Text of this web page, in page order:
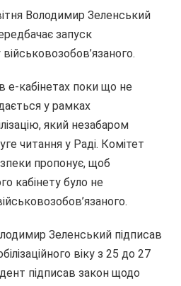
Володимир Зеленський
запуск
е-кабінетах поки що не
у рамках
який незабаром
читання у Раді. Комітет
пропонує, щоб
кабінету було не
Зеленський підписав
віку з 25 до 27
підписав закон щодо